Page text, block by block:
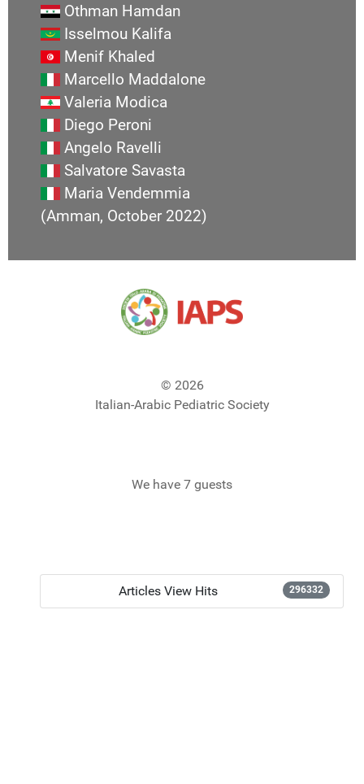
Othman Hamdan
Isselmou Kalifa
Menif Khaled
Marcello Maddalone
Valeria Modica
Diego Peroni
Angelo Ravelli
Salvatore Savasta
Maria Vendemmia
(Amman, October 2022)
© 2026
Italian-Arabic Pediatric Society
We have 7 guests
Articles View Hits 296332